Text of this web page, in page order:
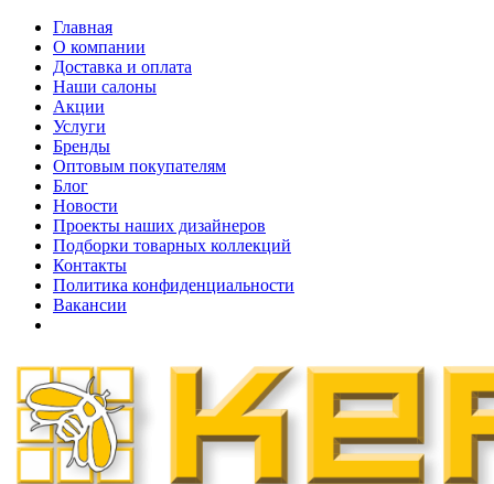
Главная
О компании
Доставка и оплата
Наши cалоны
Акции
Услуги
Бренды
Оптовым покупателям
Блог
Новости
Проекты наших дизайнеров
Подборки товарных коллекций
Контакты
Политика конфиденциальности
Вакансии